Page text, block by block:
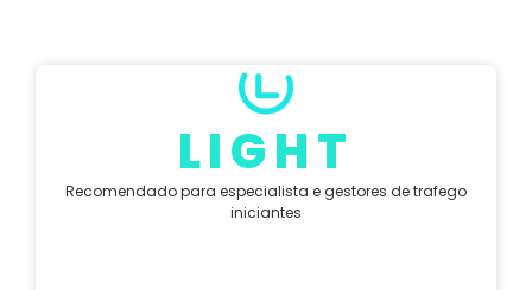
LIGHT
Recomendado para especialista e gestores de trafego
iniciantes